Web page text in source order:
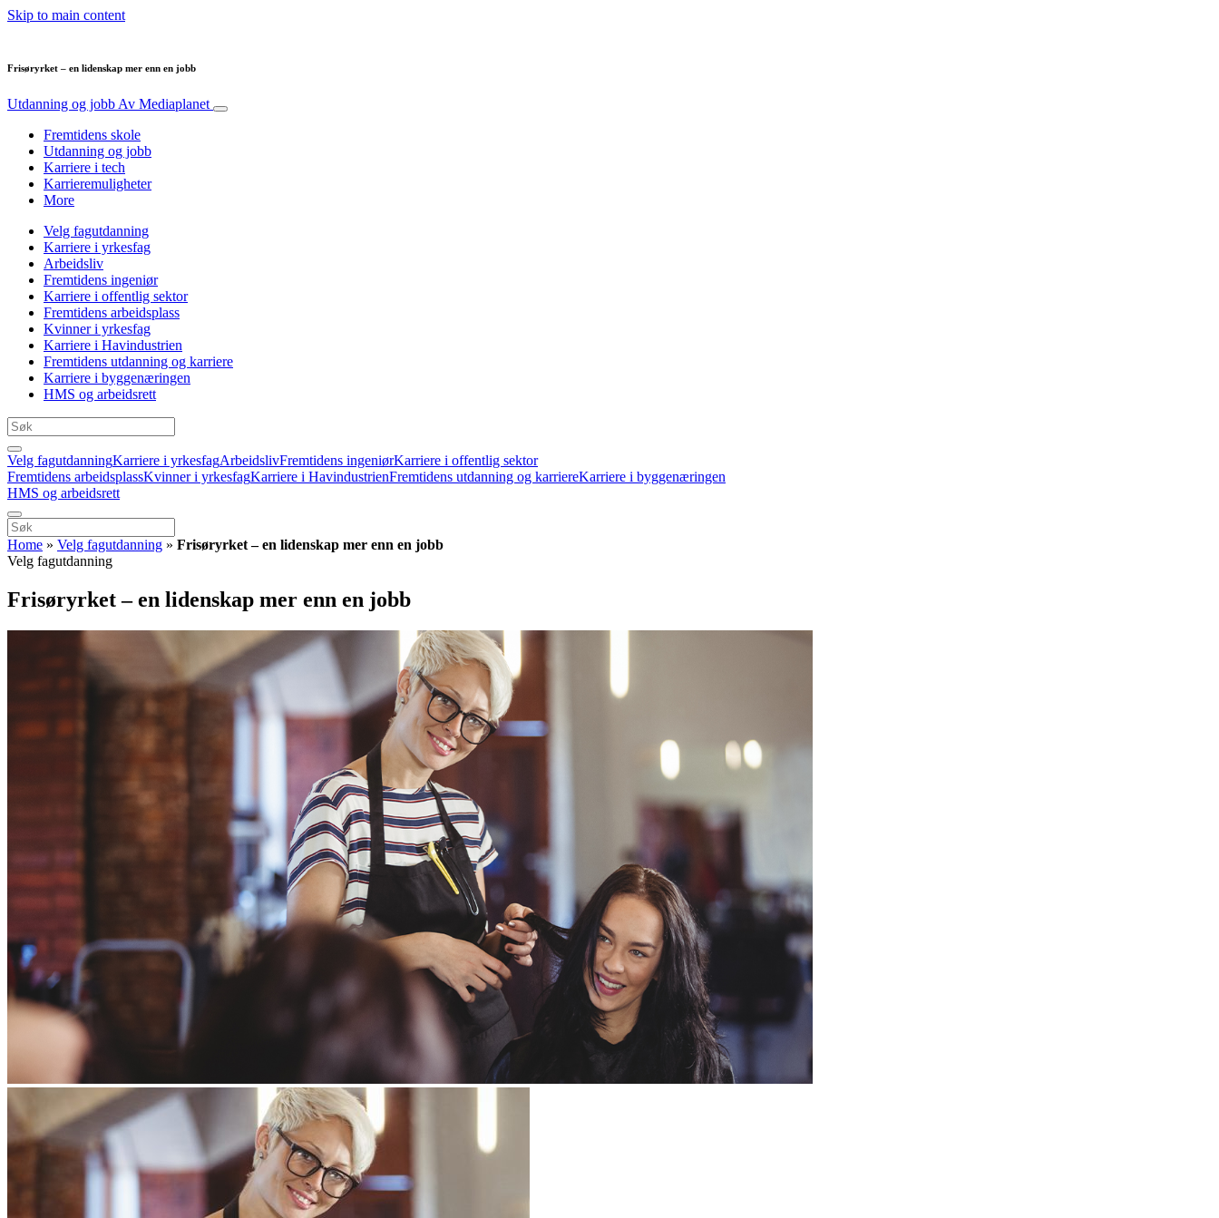
Skip to main content
Frisøryrket – en lidenskap mer enn en jobb
Utdanning og jobb Av Mediaplanet
Fremtidens skole
Utdanning og jobb
Karriere i tech
Karrieremuligheter
More
Velg fagutdanning
Karriere i yrkesfag
Arbeidsliv
Fremtidens ingeniør
Karriere i offentlig sektor
Fremtidens arbeidsplass
Kvinner i yrkesfag
Karriere i Havindustrien
Fremtidens utdanning og karriere
Karriere i byggenæringen
HMS og arbeidsrett
Velg fagutdanningKarriere i yrkesfagArbeidslivFremtidens ingeniørKarriere i offentlig sektor
Fremtidens arbeidsplassKvinner i yrkesfagKarriere i HavindustrienFremtidens utdanning og karriereKarriere i byggenæringen
HMS og arbeidsrett
Home » Velg fagutdanning » Frisøryrket – en lidenskap mer enn en jobb
Velg fagutdanning
Frisøryrket – en lidenskap mer enn en jobb